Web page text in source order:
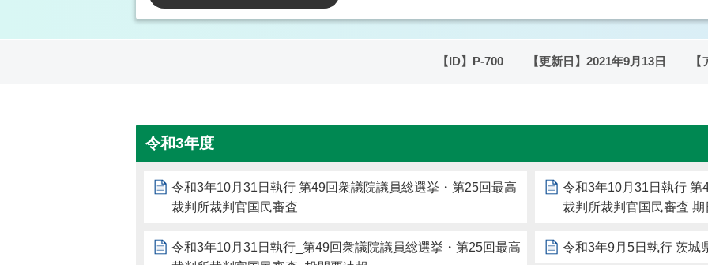
【ID】 P-700 【更新日】 2021年9月13日
令和3年度
令和3年10月31日執行 第49回衆議院議員総選挙・第25回最高
裁判所裁判官国民審査
令和3年10月31日執行 第
裁判所裁判官国民審査
令和3年10月31日執行_第49回衆議院議員総選挙・第25回最高
令和3年9月5日執行 茨城